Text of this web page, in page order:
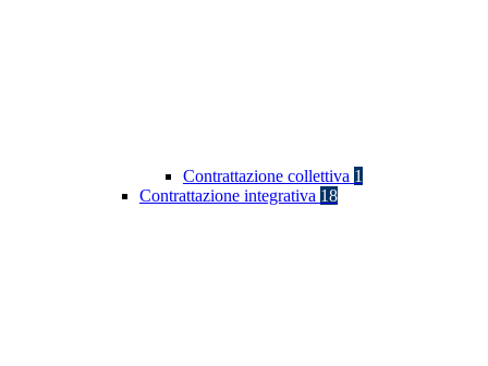
Contrattazione collettiva 1
Contrattazione integrativa 18